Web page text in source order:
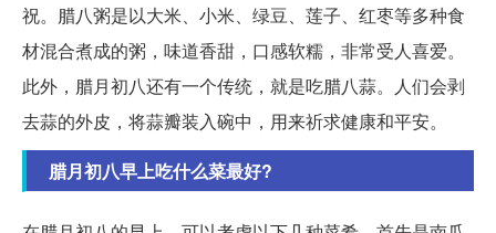
祝。腊八粥是以大米、小米、绿豆、莲子、红枣等多种食
材混合煮成的粥，味道香甜，口感软糯，非常受人喜爱。
此外，腊月初八还有一个传统，就是吃腊八蒜。人们会剥
去蒜的外皮，将蒜瓣装入碗中，用来祈求健康和平安。
腊月初八早上吃什么菜最好?